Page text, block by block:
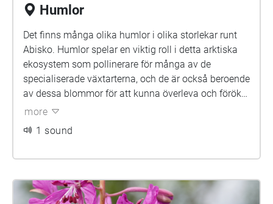
Humlor
Det finns många olika humlor i olika storlekar runt
Abisko. Humlor spelar en viktig roll i detta arktiska
ekosystem som pollinerare för många av de
specialiserade växtarterna, och de är också beroende
av dessa blommor för att kunna överleva och föröka
sig.
more
1 sound